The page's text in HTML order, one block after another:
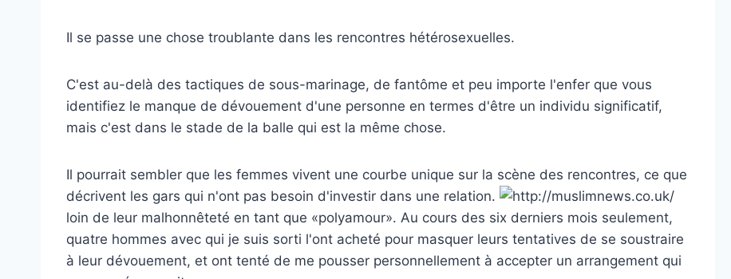
Il se passe une chose troublante dans les rencontres hétérosexuelles.
C'est au-delà des tactiques de sous-marinage, de fantôme et peu importe l'enfer que vous
identifiez le manque de dévouement d'une personne en termes d'être un individu significatif,
mais c'est dans le stade de la balle qui est la même chose.
Il pourrait sembler que les femmes vivent une courbe unique sur la scène des rencontres, ce que
décrivent les gars qui n'ont pas besoin d'investir dans une relation.
loin de leur malhonnêteté en tant que «polyamour». Au cours des six derniers mois seulement,
quatre hommes avec qui je suis sorti l'ont acheté pour masquer leurs tentatives de se soustraire
à leur dévouement, et ont tenté de me pousser personnellement à accepter un arrangement qui